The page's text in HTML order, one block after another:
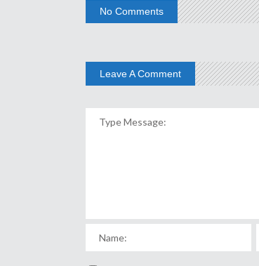
No Comments
Leave A Comment